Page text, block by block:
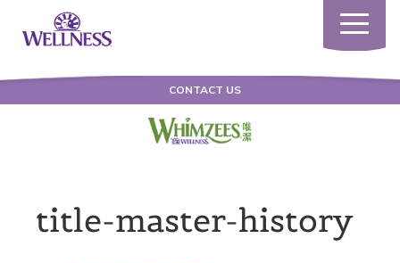
Toggle
CONTACT US
title-master-history